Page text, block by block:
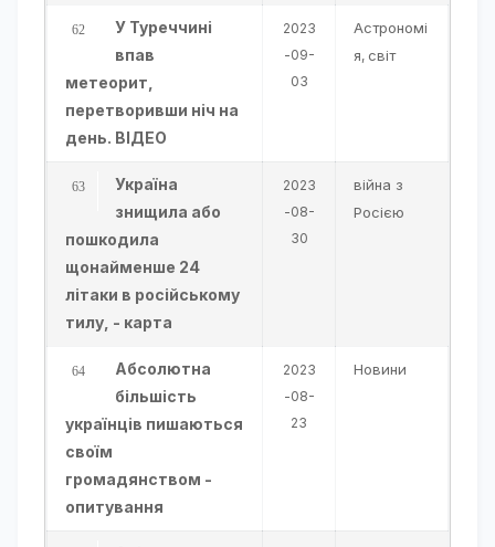
У Туреччині
впав
метеорит,
перетворивши ніч на
день. ВІДЕО
2023
-09-
03
Астрономі
я, світ
Україна
знищила або
пошкодила
щонайменше 24
літаки в російському
тилу, - карта
2023
-08-
30
війна з
Росією
Абсолютна
більшість
українців пишаються
своїм
громадянством -
опитування
2023
-08-
23
Новини